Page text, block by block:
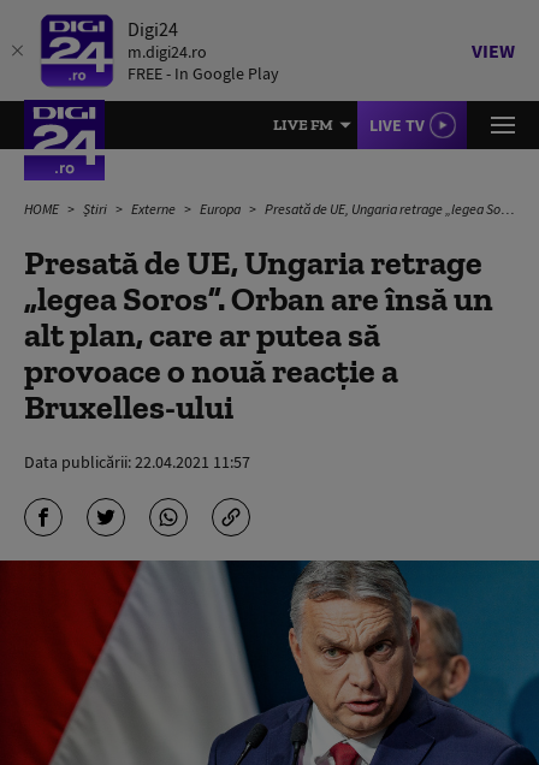
Digi24
m.digi24.ro
FREE - In Google Play
VIEW
LIVE FM LIVE TV
HOME Știri Externe Europa Presată de UE, Ungaria retrage „legea Soros”. Orban are însă un alt plan, care ar putea să provoace o nouă reacție a Bruxelles-ului
Presată de UE, Ungaria retrage
„legea Soros”. Orban are însă un
alt plan, care ar putea să
provoace o nouă reacție a
Bruxelles-ului
Data publicării:22.04.2021 11:57